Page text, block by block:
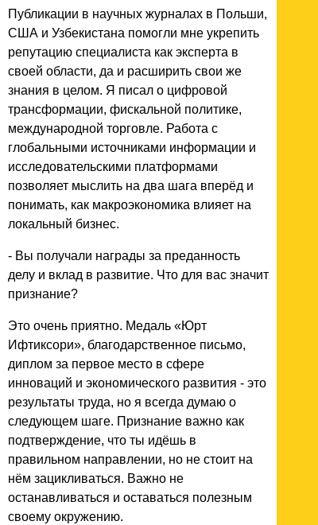
Публикации в научных журналах в Польши,
США и Узбекистана помогли мне укрепить
репутацию специалиста как эксперта в
своей области, да и расширить свои же
знания в целом. Я писал о цифровой
трансформации, фискальной политике,
международной торговле. Работа с
глобальными источниками информации и
исследовательскими платформами
позволяет мыслить на два шага вперёд и
понимать, как макроэкономика влияет на
локальный бизнес.
- Вы получали награды за преданность
делу и вклад в развитие. Что для вас значит
признание?
Это очень приятно. Медаль «Юрт
Ифтиксори», благодарственное письмо,
диплом за первое место в сфере
инноваций и экономического развития - это
результаты труда, но я всегда думаю о
следующем шаге. Признание важно как
подтверждение, что ты идёшь в
правильном направлении, но не стоит на
нём зацикливаться. Важно не
останавливаться и оставаться полезным
своему окружению.